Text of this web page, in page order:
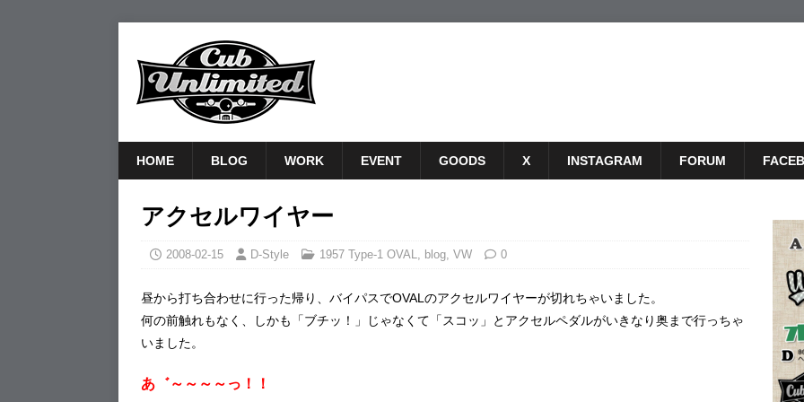
HOME BLOG WORK EVENT GOODS X INSTAGRAM FORUM
アクセルワイヤー
2008-02-15 D-Style 1957 Type-1 OVAL, blog, VW 0
昼から打ち合わせに行った帰り、バイパスでOVALのアクセルワイヤーが切れちゃいました。
何の前触れもなく、しかも「ブチッ！」じゃなくて「スコッ」とアクセルペダルがいきなり奥まで行っちゃ
いました。
あ゛～～～～っ！！